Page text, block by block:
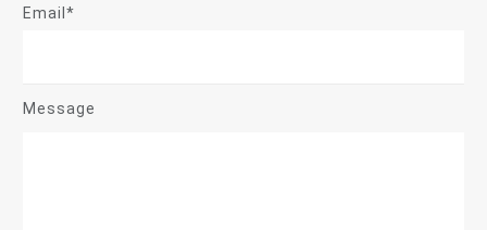
Email*
Message